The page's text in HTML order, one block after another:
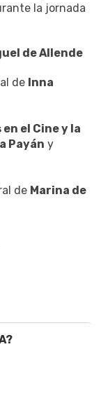
la jornada
de Allende
de Inna
el Cine y la
Payán y
de Marina de